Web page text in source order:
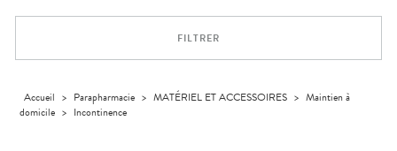
Compléments
médicaux
CORPS-
Homme
Solaire
INFORMATIONS
APPLICATION
FILTRER
Accueil > Parapharmacie > MATÉRIEL ET ACCESSOIRES > Maintien à
domicile > Incontinence